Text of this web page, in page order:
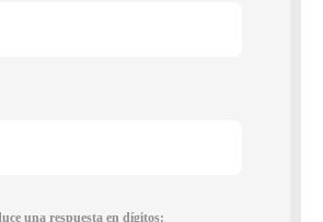
una respuesta en dígitos: